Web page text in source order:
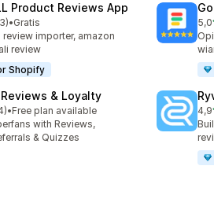
Product Reviews App
recenzji: 1493
•Gratis
importer, amazon
review
Shopify
5,0
& Loyalty
recenzji: 1314
•Free plan available
with Reviews,
& Quizzes
4,9